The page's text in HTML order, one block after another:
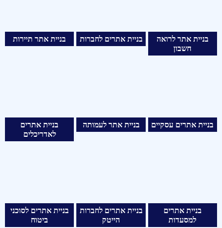
בניית אתר לרואה
חשבון
בניית אתרים לחברות בניית אתר תיירות
בניית אתרים עסקיים בניית אתר לעמותה
בניית אתרים
לאדריכלים
בניית אתרים
למסעדות
בניית אתרים לחברות
הייטק
בניית אתרים לסוכני
ביטוח